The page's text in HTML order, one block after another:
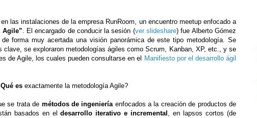
las instalaciones de la empresa RunRoom, un encuentro meetup enfocado a
Agile”. El encargado de conducir la sesión (ver slideshare) fue Alberto Gómez
forma muy acertada una visión panorámica de este tipo metodología. Se
se exploraron metodologías ágiles como Scrum, Kanban, XP, etc., y se
de Agile, los cuales pueden consultarse en el
Manifiesto por el desarrollo ágil
Qué es exactamente la metodología Agile?
se trata de métodos de ingeniería enfocados a la creación de productos de
basados en eldesarrollo iterativo e incremental , en lapsos cortos (de